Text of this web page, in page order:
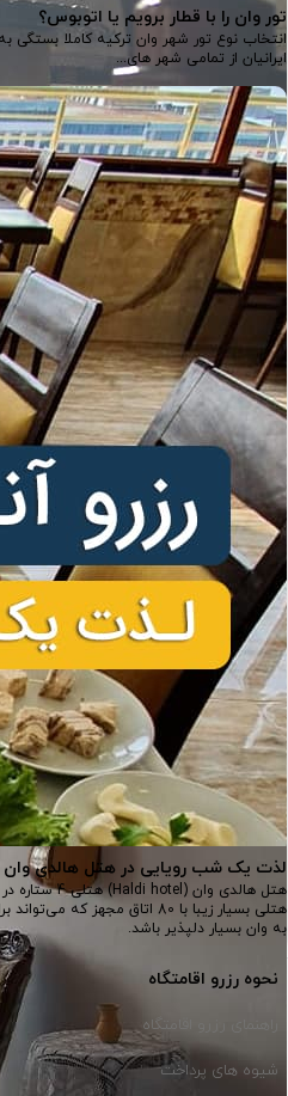
تور وان را با قطار برویم یا اتوبوس؟
انتخاب نوع تور شهر وان ترکیه کاملا بستگی
ایرانیان از تمامی شهر های...
لذت یک شب رویایی در هتل هالدی وان
هتلی بسیار زیبا با 80 اتاق
به وان بسیار دلپذیر باشد.
نحوه رزرو اقامتگاه
راهنمای رزرو اقامتگاه
شیوه های پرداخت